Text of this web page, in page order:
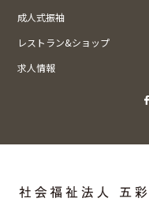
成人式振袖
レストラン&ショップ
求人情報